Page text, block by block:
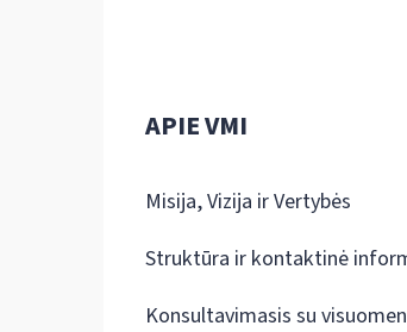
APIE VMI
Misija, Vizija ir Vertybės
Struktūra ir kontaktinė
Konsultavimasis su